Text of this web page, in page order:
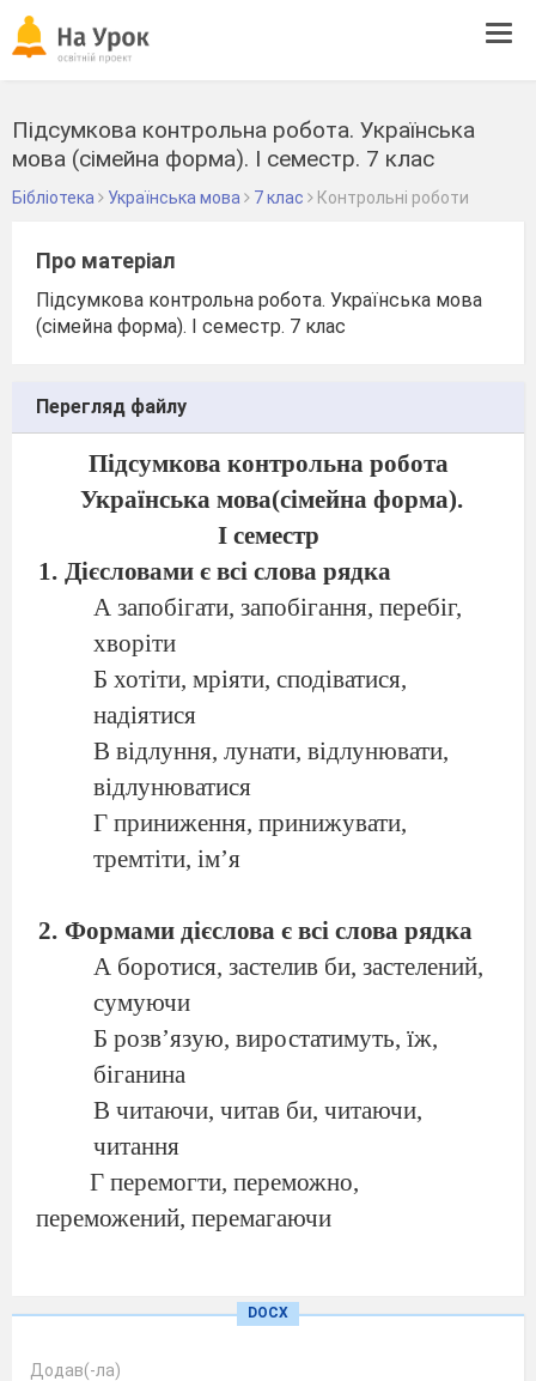
Підсумкова контрольна робота. Українська
мова (сімейна форма). І семестр. 7 клас
Бібліотека Українська мова 7 клас Контрольні роботи
Про матеріал
Підсумкова контрольна робота. Українська мова
(сімейна форма). І семестр. 7 клас
Перегляд файлу
Підсумкова контрольна робота
Українська мова(сімейна форма).
І семестр
Дієсловами є всі слова рядка
А запобігати, запобігання, перебіг,
хворіти
Б хотіти, мріяти, сподіватися,
надіятися
В відлуння, лунати, відлунювати,
відлунюватися
Г приниження, принижувати,
тремтіти, ім’я
Формами дієслова є всі слова рядка
А боротися, застелив би, застелений,
сумуючи
Б розв’язую, виростатимуть, їж,
біганина
В читаючи, читав би, читаючи,
читання
Г перемогти, переможно,
переможений, перемагаючи
рядка
А визволити, розбігтися, знехтувати,
DOCX
Додав(-ла)